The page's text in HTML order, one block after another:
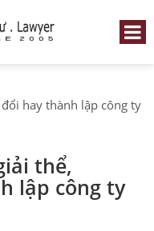
hay thành lập công ty
thể,
lập công ty